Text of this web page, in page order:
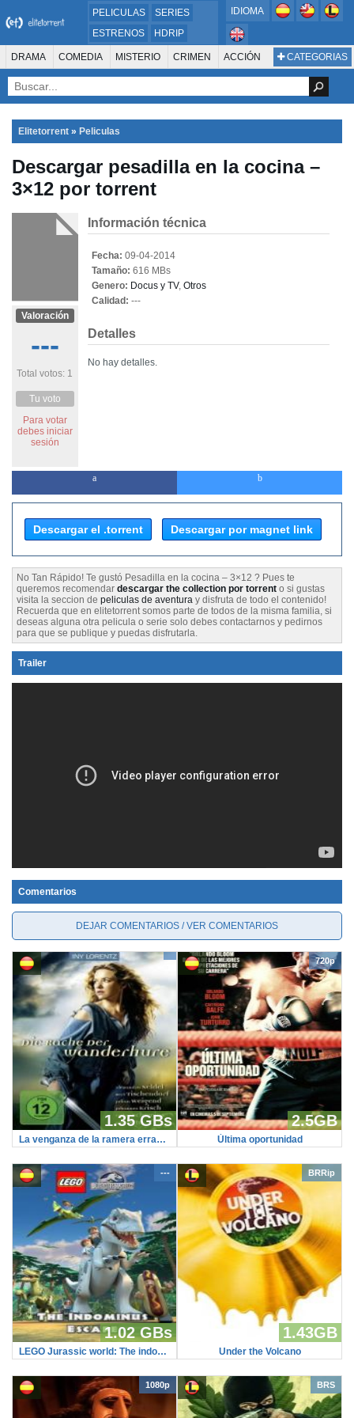
PELICULAS
SERIES
ESTRENOS
HDRIP
MICROHD
720P
DVDRIP
IDIOMA
CATEGORIAS
DRAMA COMEDIA MISTERIO CRIMEN ACCIÓN
SUSPENSO AVENTURA
ANIMACIÓN ROMANCE TERROR CIENCIA FICCIÓN FANTASÍA
FAMILIA DOCUS Y TV
PELÍCULA DE LA TELEVISIÓN FOREIGN KIDS REALITY ANIMACION
Elitetorrent » Peliculas
Descargar pesadilla en la cocina –
3×12 por torrent
Valoración
---
Total votos: 1
Tu voto
Para votar
debes iniciar
sesión
Información técnica
Fecha: 09-04-2014
Tamaño: 616 MBs
Genero: Docus y TV, Otros
Calidad: ---
Detalles
No hay detalles.
Descargar el .torrent Descargar por magnet link
No Tan Rápido! Te gustó Pesadilla en la cocina – 3×12 ? Pues te
queremos recomendar descargar the collection por torrent o si gustas
visita la seccion de peliculas de aventura y disfruta de todo el contenido!
Recuerda que en elitetorrent somos parte de todos de la misma familia, si
deseas alguna otra pelicula o serie solo debes contactarnos y pedirnos
para que se publique y puedas disfrutarla.
Trailer
Comentarios
DEJAR COMENTARIOS / VER COMENTARIOS
1.35 GBs
La venganza de la ramera errante (HDRip)
720p
2.5GB
Última oportunidad
---
1.02 GBs
LEGO Jurassic world: The indominus escape (microHD)
BRRip
1.43GB
Under the Volcano
1080p BRS